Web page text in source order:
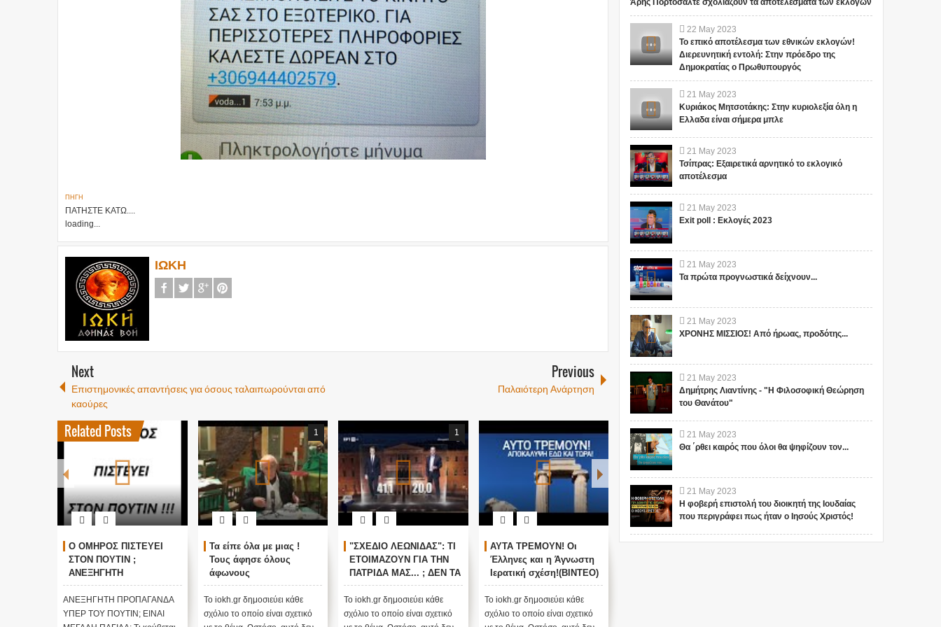
ΠΗΓΗ
ΠΑΤΗΣΤΕ ΚΑΤΩ....
loading...
ΙΩΚΗ
Next
Επιστημονικές απαντήσεις για όσους ταλαιπωρούνται από
καούρες
Previous
Παλαιότερη Ανάρτηση
Related Posts
Ο ΟΜΗΡΟΣ ΠΙΣΤΕΥΕΙ
ΣΤΟΝ ΠΟΥΤΙΝ ;
ΑΝΕΞΗΓΗΤΗ
ΠΡΟΠΑΓΑΝΔΑ ΥΠΕΡ ΤΟΥ
ΠΟΥΤΙΝ;
ΑΝΕΞΗΓΗΤΗ ΠΡΟΠΑΓΑΝΔΑ
ΥΠΕΡ ΤΟΥ ΠΟΥΤΙΝ; ΕΙΝΑΙ
1
Τα είπε όλα με μιας !
Τους άφησε όλους
άφωνους
Το iokh.gr δημοσιεύει κάθε
σχόλιο το οποίο είναι σχετικό
1
"ΣΧΕΔΙΟ ΛΕΩΝΙΔΑΣ": ΤΙ
ΕΤΟΙΜΑΖΟΥΝ ΓΙΑ ΤΗΝ
ΠΑΤΡΙΔΑ ΜΑΣ... ; ΔΕΝ ΤΑ
ΕΙΠΕ ΤΥΧΑΙΑ ΣΤΙΣ
13/11/2015...
Το iokh.gr δημοσιεύει κάθε
σχόλιο το οποίο είναι σχετικό
ΑΥΤΑ ΤΡΕΜΟΥΝ! Οι
Έλληνες και η Άγνωστη
Ιερατική σχέση!(ΒΙΝΤΕΟ)
Το iokh.gr δημοσιεύει κάθε
σχόλιο το οποίο είναι σχετικό
Άρης Πορτοσάλτε σχολιάζουν τα αποτελέσματα των εκλογών
22 May 2023
Το επικό αποτέλεσμα των εθνικών εκλογών!
Διερευνητική εντολή: Στην πρόεδρο της
Δημοκρατίας ο Πρωθυπουργός
21 May 2023
Κυριάκος Μητσοτάκης: Στην κυριολεξία όλη η
Ελλαδα είναι σήμερα μπλε
21 May 2023
Τσίπρας: Εξαιρετικά αρνητικό το εκλογικό
αποτέλεσμα
21 May 2023
Exit poll : Εκλογές 2023
21 May 2023
Τα πρώτα προγνωστικά δείχνουν...
21 May 2023
ΧΡΟΝΗΣ ΜΙΣΣΙΟΣ! Από ήρωας, προδότης...
21 May 2023
Δημήτρης Λιαντίνης - "Η Φιλοσοφική Θεώρηση
του Θανάτου"
21 May 2023
Θα ΄ρθει καιρός που όλοι θα ψηφίζουν τον...
21 May 2023
Η φοβερή επιστολή του διοικητή της Ιουδαίας
που περιγράφει πως ήταν ο Ιησούς Χριστός!